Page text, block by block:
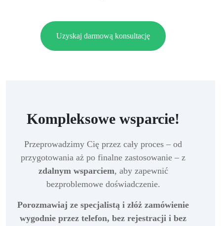
Uzyskaj darmową konsultację
Kompleksowe wsparcie!
Przeprowadzimy Cię przez cały proces – od
przygotowania aż po finalne zastosowanie – z
zdalnym wsparciem, aby zapewnić
bezproblemowe doświadczenie.
Porozmawiaj ze specjalistą i złóż zamówienie
wygodnie przez telefon, bez rejestracji i bez